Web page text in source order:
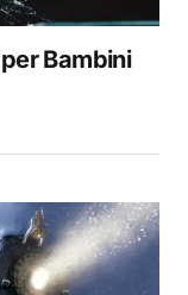
Bambini